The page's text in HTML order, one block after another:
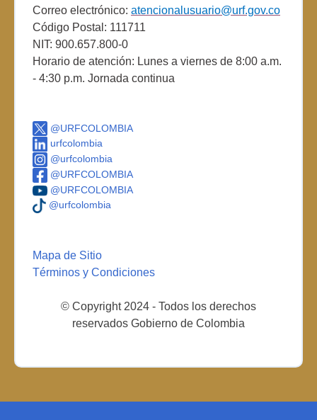
Correo electrónico: atencionalusuario@urf.gov.co
Código Postal: 111711
NIT: 900.657.800-0
Horario de atención: Lunes a viernes de 8:00 a.m.
- 4:30 p.m. Jornada continua
@URFCOLOMBIA
urfcolombia
@urfcolombia
@URFCOLOMBIA
@URFCOLOMBIA
@urfcolombia
Mapa de Sitio
Términos y Condiciones
© Copyright 2024 - Todos los derechos
reservados Gobierno de Colombia